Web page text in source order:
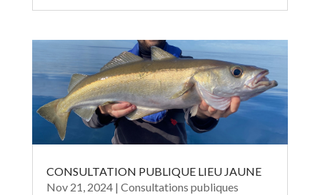
CONSULTATION PUBLIQUE LIEU JAUNE
Nov 21, 2024| Consultations publiques